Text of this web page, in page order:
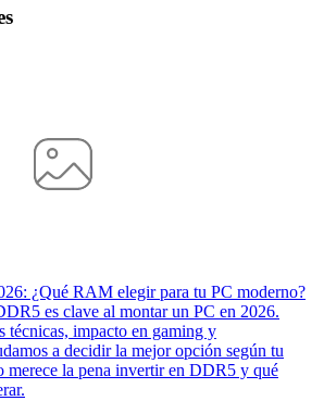
¿Qué RAM elegir para tu PC moderno?
es clave al montar un PC en 2026.
técnicas, impacto en gaming y
a decidir la mejor opción según tu
merece la pena invertir en DDR5 y qué